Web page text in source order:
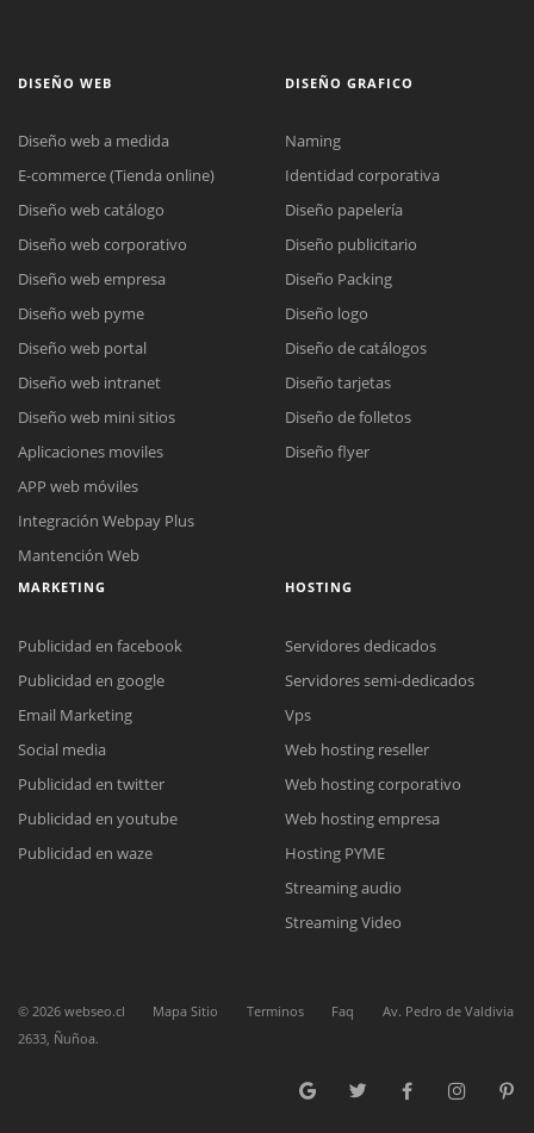
Reunión online
Nuestros ejecutivos le enviarán un correo electrónico con el enlace a
Cotización
Complete el formulario y nos contactaremos a la brevedad.
Chat Online
Todos nuestros ejecutivos están fuera de línea. Complete el formulario
para enviarnos un correo electrónico con sus datos personales.
DISEÑO WEB
Diseño web a medida
E-commerce (Tienda online)
Diseño web catálogo
Diseño web corporativo
Diseño web empresa
Diseño web pyme
Diseño web portal
Diseño web intranet
Diseño web mini sitios
Aplicaciones moviles
APP web móviles
Integración Webpay Plus
Mantención Web
DISEÑO GRAFICO
Naming
Identidad corporativa
Diseño papelería
Diseño publicitario
Diseño Packing
Diseño logo
Diseño de catálogos
Diseño tarjetas
Diseño de folletos
Diseño flyer
MARKETING
Publicidad en facebook
Publicidad en google
Email Marketing
Social media
Publicidad en twitter
Publicidad en youtube
Publicidad en waze
HOSTING
Servidores dedicados
Servidores semi-dedicados
Vps
Web hosting reseller
Web hosting corporativo
Web hosting empresa
Hosting PYME
Streaming audio
Streaming Video
© 2026 webseo.cl Mapa Sitio Terminos Faq
Av. Pedro de Valdivia
2633, Ñuñoa.